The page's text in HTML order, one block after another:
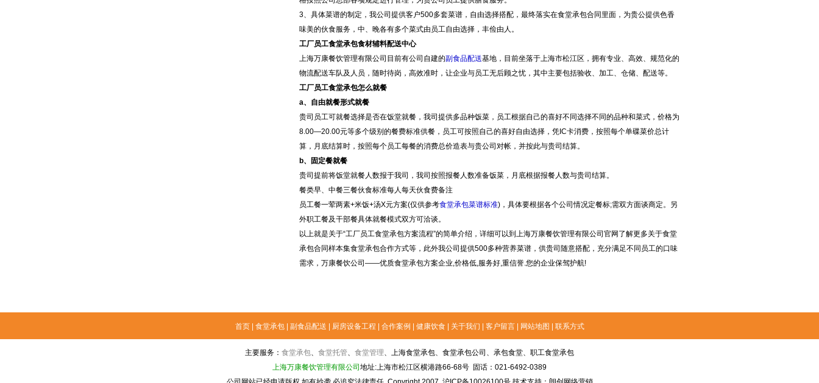
3、具体菜谱的制定，我公司提供客户500多套菜谱，自由选择搭配，最终落实在食堂承包合同里面，为贵公提供色香
味美的伙食服务，中、晚各有多个菜式由员工自由选择，丰俭由人。
工厂员工食堂承包食材辅料配送中心
上海万康餐饮管理有限公司目前有公司自建的副食品配送基地，目前坐落于上海市松江区，拥有专业、高效、规范化的
物流配送车队及人员，随时待岗，高效准时，让企业与员工无后顾之忧，其中主要包括验收、加工、仓储、配送等。
工厂员工食堂承包怎么就餐
a、自由就餐形式就餐
贵司员工可就餐选择是否在饭堂就餐，我司提供多品种饭菜，员工根据自己的喜好不同选择不同的品种和菜式，价格为
8.00—20.00元等多个级别的餐费标准供餐，员工可按照自己的喜好自由选择，凭IC卡消费，按照每个单碟菜价总计
算，月底结算时，按照每个员工每餐的消费总价造表与贵公司对帐，并按此与贵司结算。
b、固定餐就餐
贵司提前将饭堂就餐人数报于我司，我司按照报餐人数准备饭菜，月底根据报餐人数与贵司结算。
餐类早、中餐三餐伙食标准每人每天伙食费备注
员工餐一荤两素+米饭+汤X元方案(仅供参考食堂承包菜谱标准)，具体要根据各个公司情况定餐标;需双方面谈商定。另
外职工餐及干部餐具体就餐模式双方可洽谈。
以上就是关于“工厂员工食堂承包方案流程”的简单介绍，详细可以到上海万康餐饮管理有限公司官网了解更多关于食堂
承包合同样本集食堂承包合作方式等，此外我公司提供500多种营养菜谱，供贵司随意搭配，充分满足不同员工的口味
需求，万康餐饮公司——优质食堂承包方案企业,价格低,服务好,重信誉.您的企业保驾护航!
首页| 食堂承包| 副食品配送 厨房设备工程 合作案例 健康饮食| 关于我们 客户留言| 网站地图 联系方式
主要服务： 食堂承包、 食堂托管、 食堂管理、上海食堂承包、食堂承包公司、承包食堂、职工食堂承包
上海万康餐饮管理有限公司 地址:上海市松江区横港路66-68号 固话：021-6492-0389